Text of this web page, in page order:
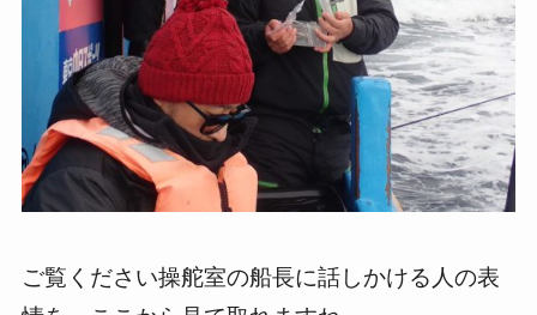
ご覧ください操舵室の船長に話しかける人の表